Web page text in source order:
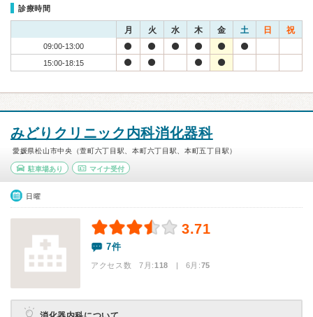
診療時間
月 火 水 木 金 土 日 祝
09:00-13:00
15:00-18:15
みどりクリニック内科消化器科
愛媛県松山市中央（萱町六丁目駅、本町六丁目駅、本町五丁目駅）
駐車場あり マイナ受付
日曜
3.71
7件
アクセス数 7月:118 | 6月:75